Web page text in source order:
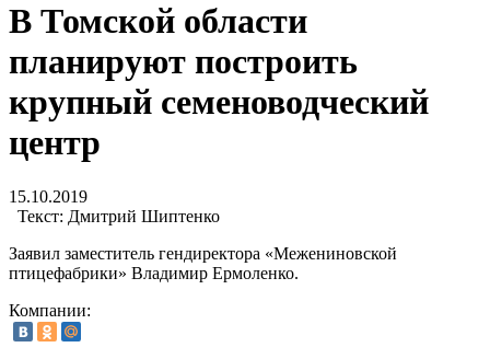
В Томской области
планируют построить
крупный семеноводческий
центр
15.10.2019
Текст: Дмитрий Шиптенко
Заявил заместитель гендиректора «Межениновской
птицефабрики» Владимир Ермоленко.
Компании: